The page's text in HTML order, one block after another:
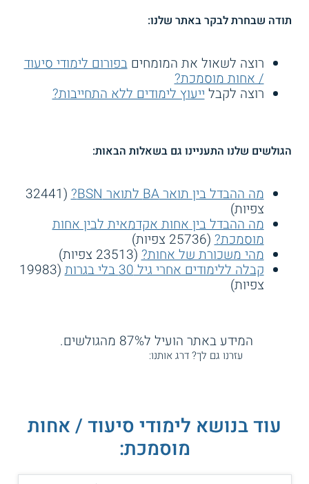
תודה שבחרת לבקר באתר שלנו:
רוצה לשאול את המומחיםבפורום לימודי סיעוד
/ אחות מוסמכת?
רוצה לקבלייעוץ לימודים ללא התחייבות?
הגולשים שלנו התעניינו גם בשאלות הבאות:
מה ההבדל בין תואר BA לתואר BSN? (32441
צפיות)
מה ההבדל בין אחות אקדמאית לבין אחות
מוסמכת?(25736 צפיות)
מהי משכורת של אחות?(23513 צפיות)
קבלה ללימודים אחרי גיל 30 בלי בגרות (19983
צפיות)
המידע באתר הועיל ל87% מהגולשים.
עזרנו גם לך? דרג אותנו:
עוד בנושא לימודי סיעוד / אחות
מוסמכת: